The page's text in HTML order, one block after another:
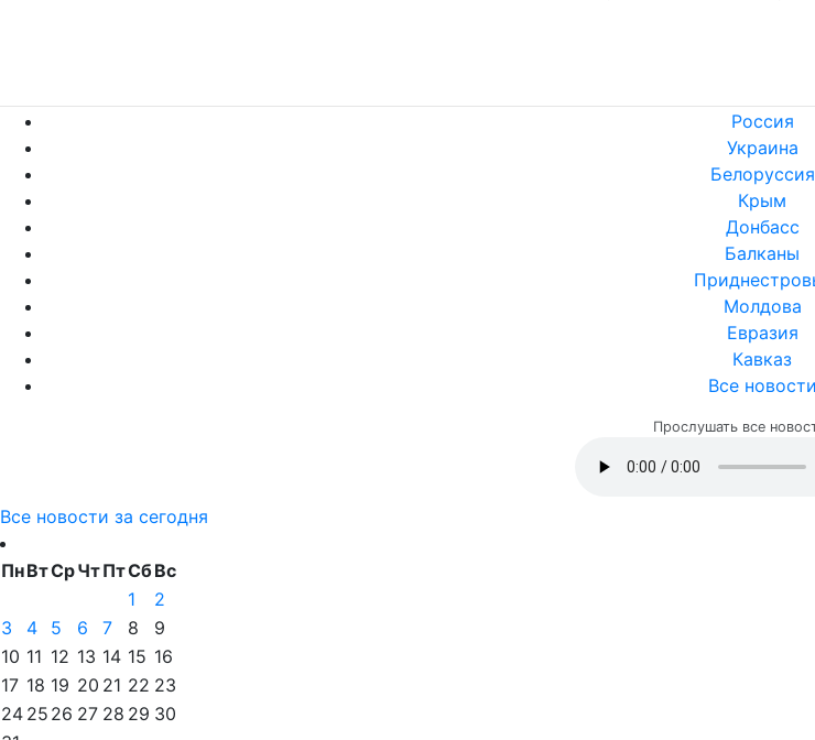
Россия
Украина
Белоруссия
Крым
Донбасс
Балканы
Молдова
Евразия
Кавказ
Все новости
Прослушать все
Все новости за сегодня
ПнВтСрЧтПтСбВс
1
2
3
4 5 6 7 8
9
10 11 12 13 14 15 16
17 18 19 20 21 22 23
24 25 26 27 28 29 30